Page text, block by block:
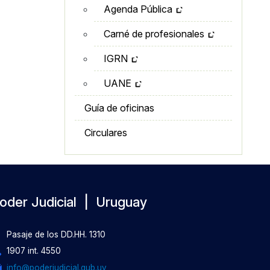
Agenda Pública
Carné de profesionales
IGRN
UANE
Guía de oficinas
Circulares
Judicial | Uruguay
Pasaje de los DD.HH. 1310
1907 int. 4550
info@poderjudicial.gub.uy